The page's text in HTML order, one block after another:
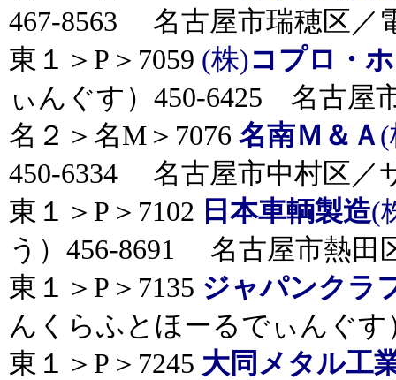
467-8563 名古屋市瑞穂区／
東１＞P＞7059 (株)コプロ・
ぃんぐす）450-6425 名古屋
名２＞名M＞7076 名南Ｍ＆Ａ(
450-6334 名古屋市中村区／
東１＞P＞7102 日本車輌製造(
う）456-8691 名古屋市熱田
東１＞P＞7135 ジャパンクラ
んくらふとほーるでぃんぐ
東１＞P＞7245 大同メタル工